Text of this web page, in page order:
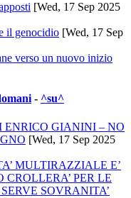
[Wed, 17 Sep 2025
il genocidio [Wed, 17 Sep
verso un nuovo inizio
- ^su^
GIANINI – NO
[Wed, 17 Sep 2025
MULTIRAZZIALE E’
PER LE
SOVRANITA’